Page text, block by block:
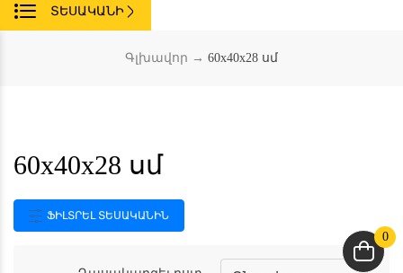
0
ՏԵՍԱԿԱՆԻ
Գլխավոր → 60x40x28 սմ
60x40x28 սմ
ՖԻԼՏՐԵԼ ՏԵՍԱԿԱՆԻՆ